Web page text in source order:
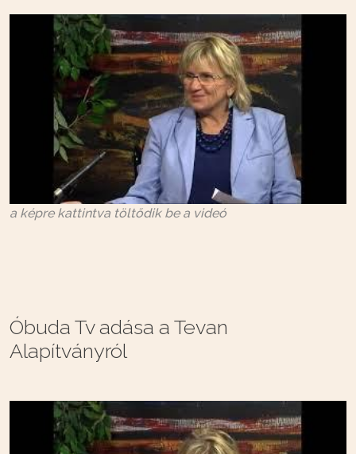
a képre kattintva töltődik be a videó
Óbuda Tv adása a Tevan
Alapítványról